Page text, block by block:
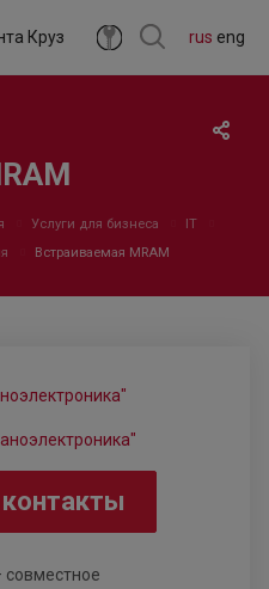
rus eng
Круз
Услуги для бизнеса
IT
Встраиваемая MRAM
совместное